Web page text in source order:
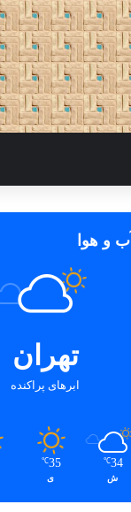
آب و هوا
تهران
ابرهای پراکنده
34
℃
ش
35
℃
ی